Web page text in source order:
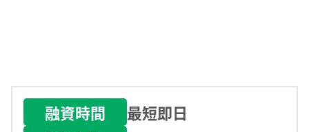
融資時間
最短即日